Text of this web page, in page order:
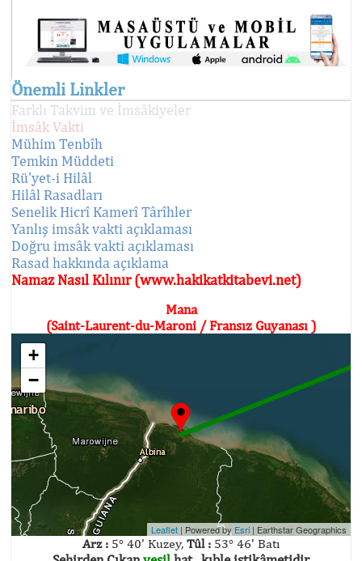
Önemli Linkler
Farklı Takvim ve İmsâkiyeler
İmsâk Vakti
Mühim Tenbîh
Temkin Müddeti
Rü'yet-i Hilâl
Hilâl Rasadları
Senelik Hicrî Kamerî Târîhler
Yanlış imsâk vakti açıklaması
Doğru imsâk vakti açıklaması
Rasad hakkında açıklama
Namaz Nasıl Kılınır (www.hakikatkitabevi.net)
Mana
(Saint-Laurent-du-Maroni / Fransız Guyanası )
+
−
Leaflet | Powered by Esri | Earthstar Geographics
Arz : 5° 40' Kuzey, Tûl : 53° 46' Batı